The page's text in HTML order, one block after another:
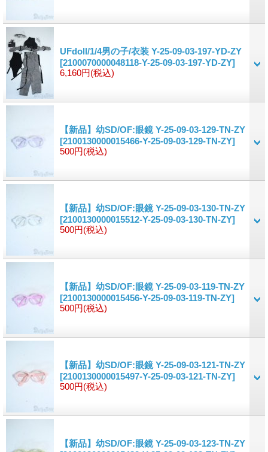
UFdoll/1/4男の子/衣装 Y-25-09-03-197-YD-ZY
[2100070000048118-Y-25-09-03-197-YD-ZY]
6,160円(税込)
【新品】幼SD/OF:眼鏡 Y-25-09-03-129-TN-ZY
[2100130000015466-Y-25-09-03-129-TN-ZY]
500円(税込)
【新品】幼SD/OF:眼鏡 Y-25-09-03-130-TN-ZY
[2100130000015512-Y-25-09-03-130-TN-ZY]
500円(税込)
【新品】幼SD/OF:眼鏡 Y-25-09-03-119-TN-ZY
[2100130000015456-Y-25-09-03-119-TN-ZY]
500円(税込)
【新品】幼SD/OF:眼鏡 Y-25-09-03-121-TN-ZY
[2100130000015497-Y-25-09-03-121-TN-ZY]
500円(税込)
【新品】幼SD/OF:眼鏡 Y-25-09-03-123-TN-ZY